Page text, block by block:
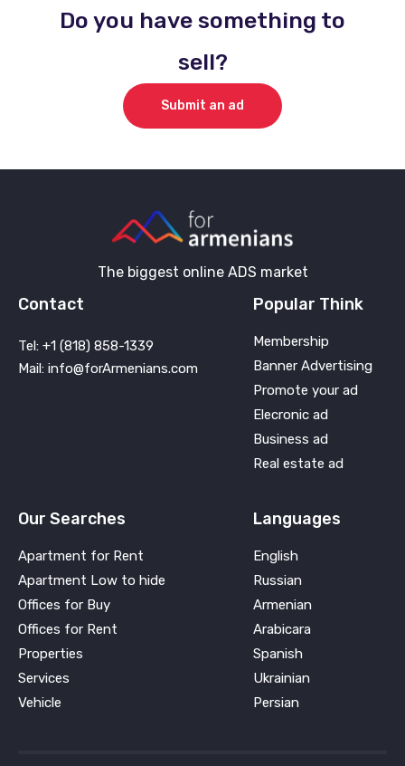
Do you have something to
sell?
Submit an ad
The biggest online ADS market
Contact
Tel: +1 (818) 858-1339
Mail: info@forArmenians.com
Popular Think
Membership
Banner Advertising
Promote your ad
Elecronic ad
Business ad
Real estate ad
Our Searches
Apartment for Rent
Apartment Low to hide
Offices for Buy
Offices for Rent
Properties
Services
Vehicle
Languages
English
Russian
Armenian
Arabicara
Spanish
Ukrainian
Persian